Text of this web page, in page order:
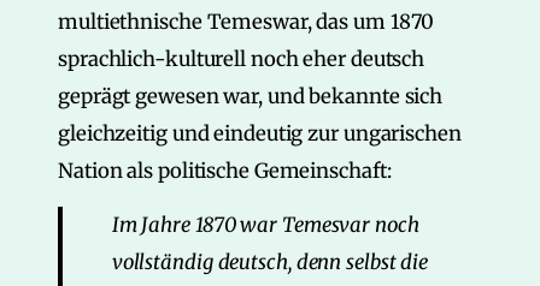
multiethnische Temeswar, das um 1870
sprachlich-kulturell noch eher deutsch
geprägt gewesen war, und bekannte sich
gleichzeitig und eindeutig zur ungarischen
Nation als politische Gemeinschaft:
Im Jahre 1870 war Temesvar noch
vollständig deutsch, denn selbst die